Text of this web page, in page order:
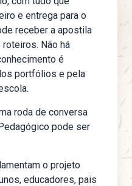
e entrega para o
receber a apostila
Não há
é
portfólios e pela
roda de conversa
pode ser
o projeto
educadores, pais